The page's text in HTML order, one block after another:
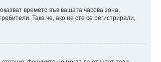
времето във вашата часова зона,
Така че, ако не сте се регистрирали,